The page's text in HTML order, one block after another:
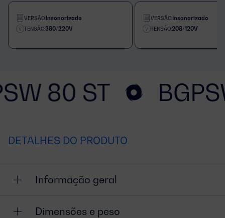
VERSÃO:Insonorizado
TENSÃO:380/220V
VERSÃO:Insonorizado
TENSÃO:208/120V
80 ST
DETALHES DO PRODUTO
Informação geral
Dimensões e peso